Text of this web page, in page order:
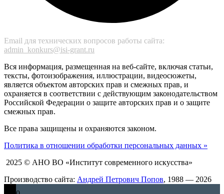
Email для технических вопросов работы сайта:
admin_konkurs@isi-grant.ru
Вся информация, размещенная на веб-сайте, включая статьи,
тексты, фотоизображения, иллюстрации, видеосюжеты,
является объектом авторских прав и смежных прав, и
охраняется в соответствии с действующим законодательством
Российской Федерации о защите авторских прав и о защите
смежных прав.
Все права защищены и охраняются законом.
Политика в отношении обработки персональных данных »
2025 © АНО ВО «Институт современного искусства»
Производство сайта: Андрей Петрович Попов, 1988 — 2026